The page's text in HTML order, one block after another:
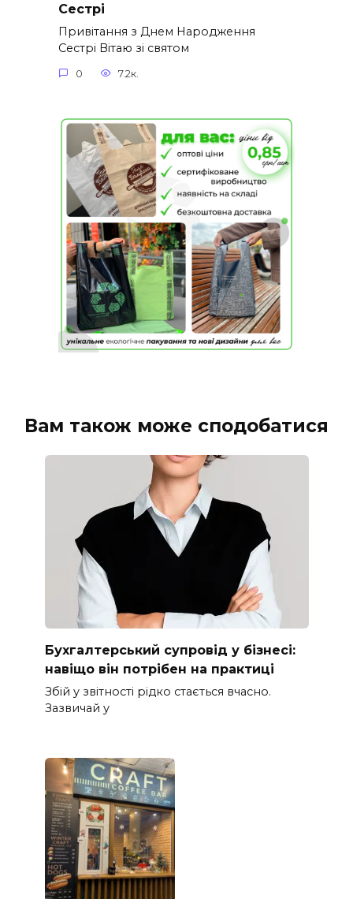
Сестрі
Привітання з Днем Народження
Сестрі Вітаю зі святом
0 7.2к.
Вам також може сподобатися
Бухгалтерський супровід у бізнесі:
навіщо він потрібен на практиці
Збій у звітності рідко стається вчасно.
Зазвичай у